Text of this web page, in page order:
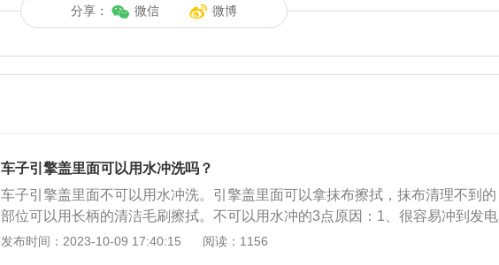
分享： 微信 微博
车子引擎盖里面可以用水冲洗吗？
车子引擎盖里面不可以用水冲洗。引擎盖里面可以拿抹布擦拭，抹布清理不到的
部位可以用长柄的清洁毛刷擦拭。不可以用水冲的3点原因：1、很容易冲到发电
机，发电机容易报废。2、如果是热车状态，因为热胀冷缩的原因，用水一冲伤
发布时间：2023-10-09 17:40:15 阅读：1156